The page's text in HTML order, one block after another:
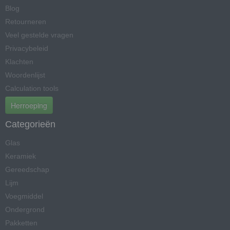
Blog
Retourneren
Veel gestelde vragen
Privacybeleid
Klachten
Woordenlijst
Calculation tools
Herroeping
Categorieën
Glas
Keramiek
Gereedschap
Lijm
Voegmiddel
Ondergrond
Pakketten